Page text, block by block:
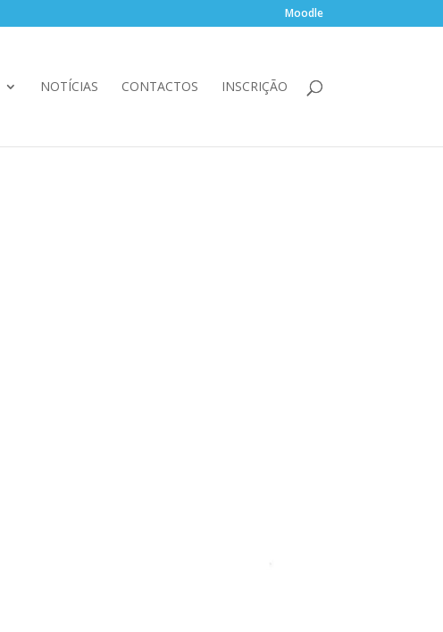
Moodle
NOTÍCIAS CONTACTOS INSCRIÇÃO